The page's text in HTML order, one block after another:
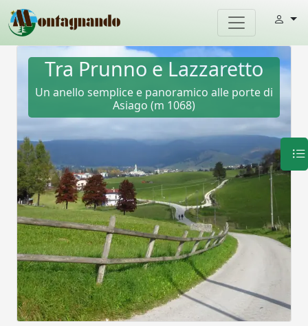
Tra Prunno e Lazzaretto
Un anello semplice e panoramico alle porte di
Asiago (m 1068)